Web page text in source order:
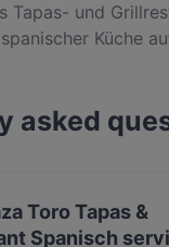
Tapas- und
Küche
hochwertigem
Fisch vom Grill à
die stets
asked
Toro Tapas &
Spanisch